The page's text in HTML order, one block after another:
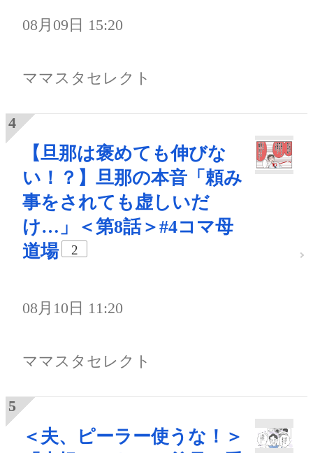
08月09日 15:20
ママスタセレクト
【旦那は褒めても伸びな
い！？】旦那の本音「頼み
事をされても虚しいだ
け…」＜第8話＞#4コマ母
道場
2
08月10日 11:20
ママスタセレクト
＜夫、ピーラー使うな！＞